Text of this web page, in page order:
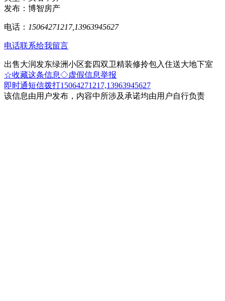
发布：博智房产
电话： 15064271217,13963945627
电话联系给我留言
出售大润发东绿洲小区套四双卫精装修拎包入住送大地下室
☆收藏这条信息◇虚假信息举报
即时通短信拨打15064271217,13963945627
该信息由用户发布，内容中所涉及承诺均由用户自行负责